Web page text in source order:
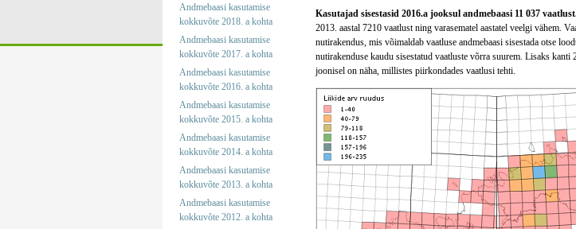
Andmebaasi kasutamise
kokkuvõte 2018. a kohta
Andmebaasi kasutamise
kokkuvõte 2017. a kohta
Andmebaasi kasutamise
kokkuvõte 2016. a kohta
Andmebaasi kasutamise
kokkuvõte 2015. a kohta
Andmebaasi kasutamise
kokkuvõte 2014. a kohta
Andmebaasi kasutamise
kokkuvõte 2013. a kohta
Andmebaasi kasutamise
kokkuvõte 2012. a kohta
Kasutajad sisestasid 2016.a jooksul andmebaasi 11 037
2013. aastal 7210 vaatlust ning varasematel aastatel veelgi vähem.
nutirakendus, mis võimaldab vaatluse andmebaasi sisestada otse
nutirakenduse kaudu sisestatud vaatluste võrra suurem. Lisaks
joonisel on näha, millistes piirkondades vaatlusi tehti.